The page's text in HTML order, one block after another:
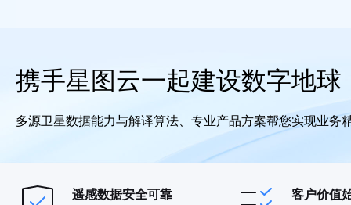
携手星图云一起建设数字地球
多源卫星数据能力与解译算法、专业产品方案帮您实现业务
遥感数据安全可靠 客户价值